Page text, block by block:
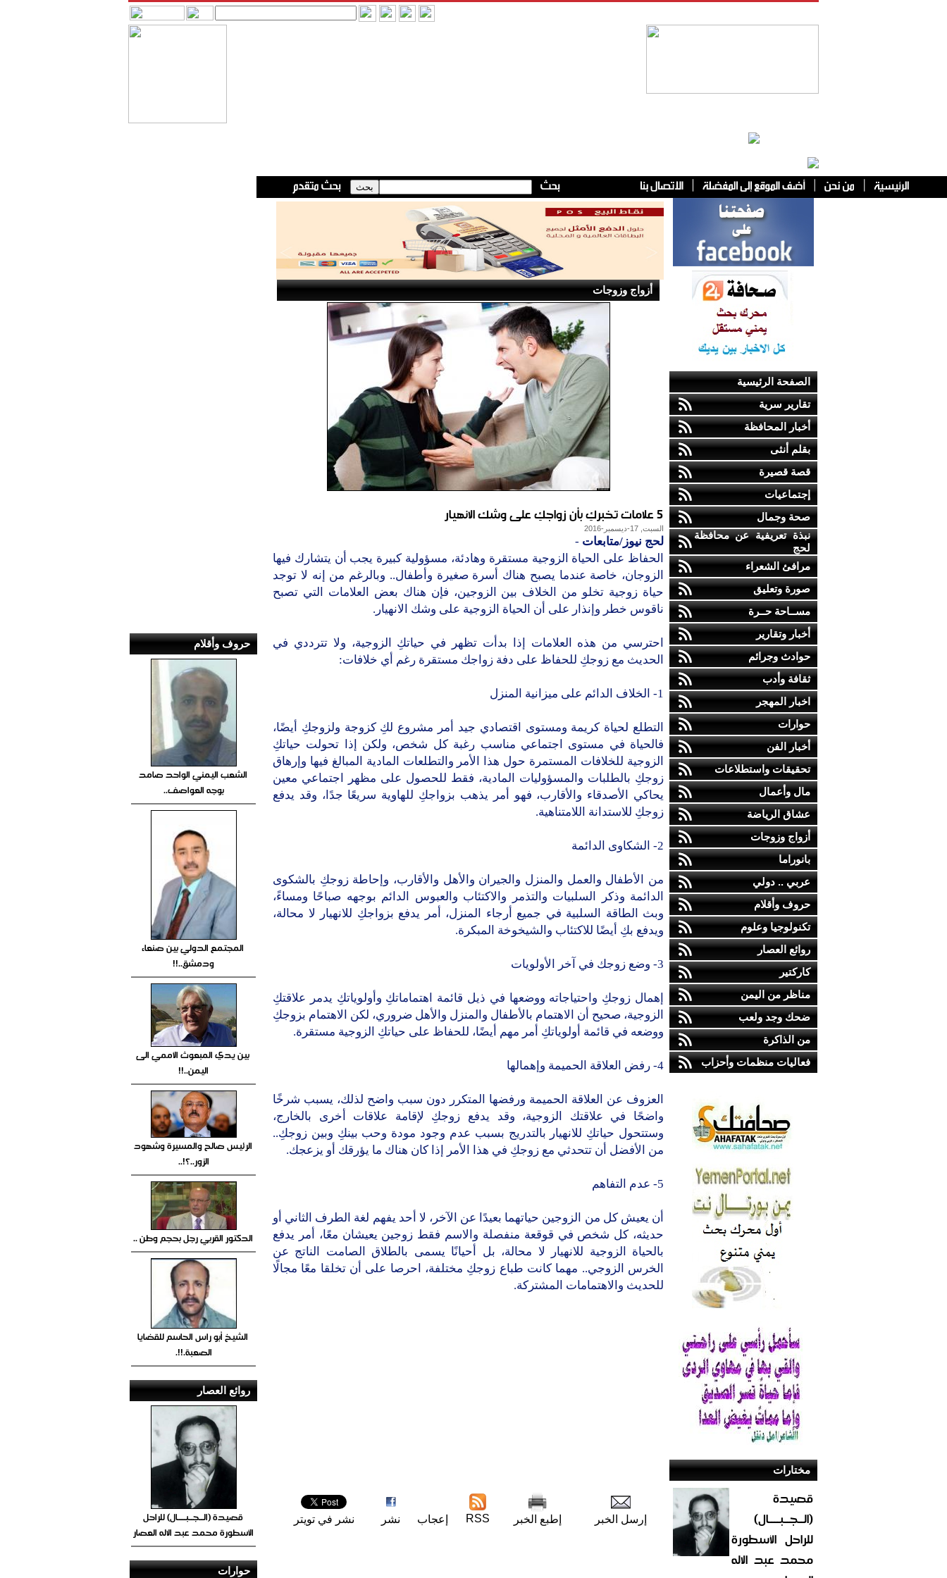
الصفحة الرئيسية
تقارير سرية
أخبار المحافظة
بقلم أنثى
قصة قصيرة
إجتماعيات
صحة وجمال
نبذة تعريفية عن محافظة
لحج
مرافئ الشعراء
صورة وتعليق
مســاحة حــرة
أخبار وتقارير
حوادث وجرائم
ثقافة وأدب
اخبار المهجر
حوارات
أخبار الفن
تحقيقات واستطلاعات
مال وأعمال
عشاق الرياضة
أزواج وزوجات
بانوراما
عربي .. دولي
حروف وأقلام
تكنولوجيا وعلوم
روائع العصار
كاركتير
مناظر من اليمن
ضحك وجد ولعب
من الذاكرة
فعاليات منظمات وأحزاب
مختارات
قصيدة
(الــجــبــــال)
للراحل الأسطورة
محمد عبد الاله
أزواج وزوجات
5 علامات تخبركِ بأن زواجكِ على وشك الانهيار
السبت, 17-ديسمبر-2016
لحج نيوز/متابعات -
الحفاظ على الحياة الزوجية مستقرة وهادئة، مسؤولية كبيرة يجب أن يتشارك فيها
الزوجان، خاصة عندما يصبح هناك أسرة صغيرة وأطفال.. وبالرغم من إنه لا توجد
حياة زوجية تخلو من الخلاف بين الزوجين، فإن هناك بعض العلامات التي تصبح
ناقوس خطر وإنذار على أن الحياة الزوجية على وشك الانهيار.
احترسي من هذه العلامات إذا بدأت تظهر في حياتكِ الزوجية، ولا تترددي في
الحديث مع زوجكِ للحفاظ على دفة زواجك مستقرة رغم أي خلافات:
1- الخلاف الدائم على ميزانية المنزل
التطلع لحياة كريمة ومستوى اقتصادي جيد أمر مشروع لكِ كزوجة ولزوجكِ أيضًا،
فالحياة في مستوى اجتماعي مناسب رغبة كل شخص، ولكن إذا تحولت حياتكِ
الزوجية للخلافات المستمرة حول هذا الأمر والتطلعات المادية المبالغ فيها وإرهاق
زوجكِ بالطلبات والمسؤوليات المادية، فقط للحصول على مظهر اجتماعي معين
يحاكي الأصدقاء والأقارب، فهو أمر يذهب بزواجكِ للهاوية سريعًا جدًا، وقد يدفع
زوجكِ للاستدانة اللامتناهية.
2- الشكاوى الدائمة
من الأطفال والعمل والمنزل والجيران والأهل والأقارب، وإحاطة زوجكِ بالشكوى
الدائمة وذكر السلبيات والتذمر والاكتئاب والعبوس الدائم بوجهه صباحًا ومساءً،
وبث الطاقة السلبية في جميع أرجاء المنزل، أمر يدفع بزواجكِ للانهيار لا محالة،
ويدفع بكِ أيضًا للاكتئاب والشيخوخة المبكرة.
3- وضع زوجك في آخر الأولويات
إهمال زوجكِ واحتياجاته ووضعها في ذيل قائمة اهتماماتكِ وأولوياتكِ يدمر علاقتكِ
الزوجية، صحيح أن الاهتمام بالأطفال والمنزل والأهل ضروري، لكن الاهتمام بزوجكِ
ووضعه في قائمة أولوياتكِ أمر مهم أيضًا، للحفاظ على حياتكِ الزوجية مستقرة.
4- رفض العلاقة الحميمة وإهمالها
العزوف عن العلاقة الحميمة ورفضها المتكرر دون سبب واضح لذلك، يسبب شرخًا
واضحًا في علاقتك الزوجية، وقد يدفع زوجكِ لإقامة علاقات أخرى بالخارج،
وستتحول حياتكِ للانهيار بالتدريج بسبب عدم وجود مودة وحب بينكِ وبين زوجكِ..
من الأفضل أن تتحدثي مع زوجكِ في هذا الأمر إذا كان هناك ما يؤرقك أو يزعجك.
5- عدم التفاهم
أن يعيش كل من الزوجين حياتهما بعيدًا عن الآخر، لا أحد يفهم لغة الطرف الثاني أو
حديثه، كل شخص في قوقعة منفصلة والاسم فقط زوجين يعيشان معًا، أمر يدفع
بالحياة الزوجية للانهيار لا محالة، بل أحيانًا يسمى بالطلاق الصامت الناتج عن
الخرس الزوجي.. مهما كانت طباع زوجكِ مختلفة، احرصا على أن تخلقا معًا مجالًا
للحديث والاهتمامات المشتركة.
إرسل الخبر إطبع الخبر RSS إعجاب نشر نشر في تويتر
حروف وأقلام
الشعب اليمني الواحد صامد
بوجه العواصف..
المجتمع الدولي بين صنعاء
ودمشق..!!
بين يدي المبعوث الأممي الى
اليمن..!!
الرئيس صالح والمسيرة وشهود
الزور..؟!..
الدكتور القربي رجل بحجم وطن ..
الشيخ أبو راس الحاسم للقضايا
الصعبة.!!.
روائع العصار
قصيدة (الــجــبــــال) للراحل
الأسطورة محمد عبد الاله العصار
حوارات